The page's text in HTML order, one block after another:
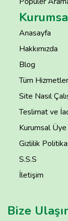
Anasayfa
Hakkımızda
Blog
Tüm Hizmetler
Site Nasıl
Teslimat ve
Kurumsal Üye
Gizlilik
S.S.S
İletişim
Bize